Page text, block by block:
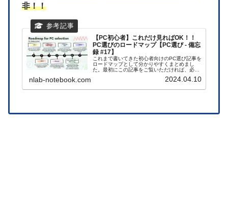
非！！
【PC初心者】これだけ見ればOK！！
PC選びのロードマップ【PC選び - 備忘
録 #17】
これまで書いてきた初心者向けのPC選び記事を
ロードマップとして分かりやすくまとめまし
た。最初にこの記事をご覧いただければ、必要
nlab-notebook.com 2024.04.10